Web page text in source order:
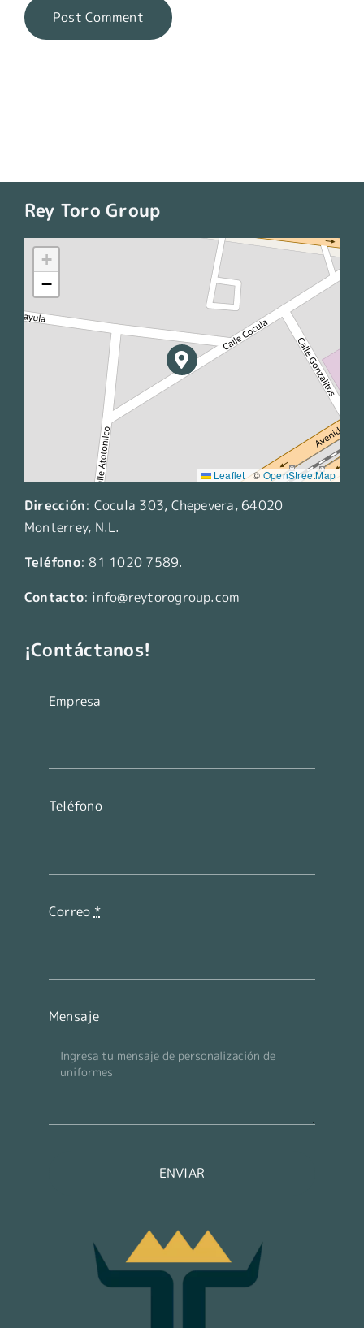
Rey Toro Group
+
−
Leaflet |©OpenStreetMap
Dirección: Cocula 303, Chepevera, 64020
Monterrey, N.L.
Teléfono: 81 1020 7589.
Contacto: info@reytorogroup.com
¡Contáctanos!
Empresa
Teléfono
Correo *
Mensaje
ENVIAR